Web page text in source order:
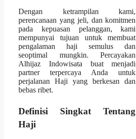
Dengan ketrampilan kami,
perencanaan yang jeli, dan komitmen
pada kepuasan pelanggan, kami
mempunyai tujuan untuk membuat
pengalaman haji semulus dan
seoptimal mungkin. Percayakan
Alhijaz Indowisata buat menjadi
partner terpercaya Anda untuk
perjalanan Haji yang berkesan dan
bebas ribet.
Definisi Singkat Tentang
Haji